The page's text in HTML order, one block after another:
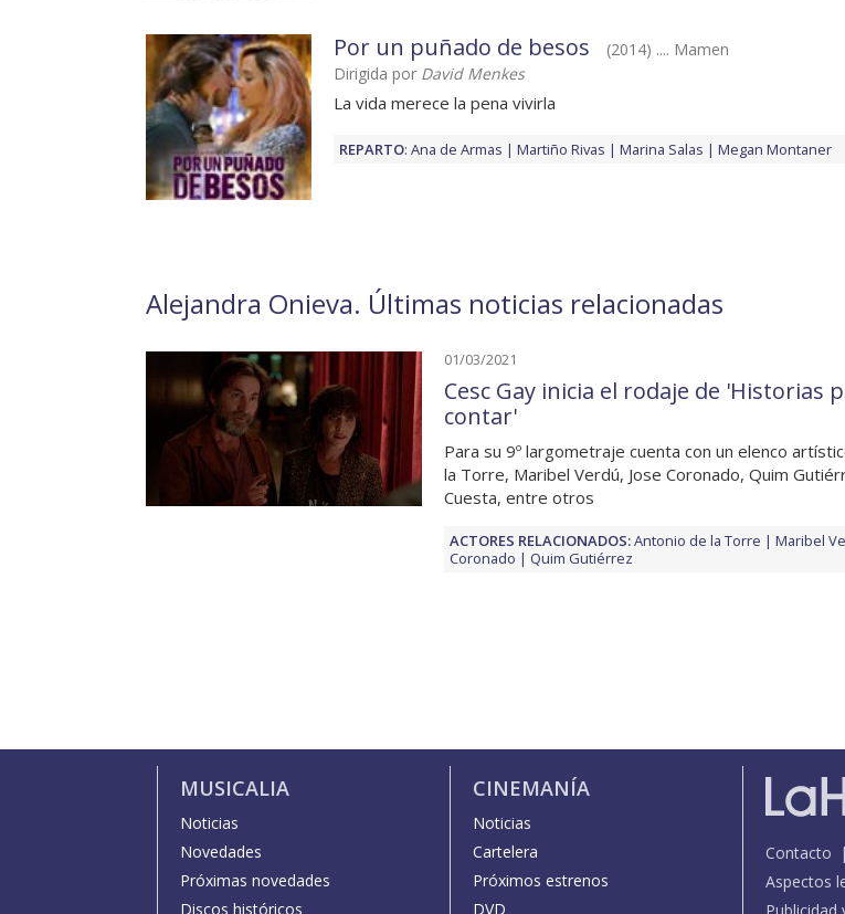
Por un puñado de besos
(2014) .... Mamen
Dirigida por David Menkes
La vida merece la pena vivirla
REPARTO: Ana de Armas Martiño Rivas Marina Salas Megan Montaner
Alejandra Onieva. Últimas noticias relacionadas
01/03/2021
Cesc Gay inicia el rodaje de 'Historias
contar'
Para su 9º largometraje cuenta con un elenco
la Torre, Maribel Verdú, Jose Coronado, Quim
Cuesta, entre otros
ACTORES RELACIONADOS:Antonio de la Torre Maribel
Coronado
Quim Gutiérrez
MUSICALIA
Noticias
Novedades
Próximas novedades
Discos históricos
CINEMANÍA
Noticias
Cartelera
Próximos estrenos
DVD
Contacto
Aspectos
Publicidad